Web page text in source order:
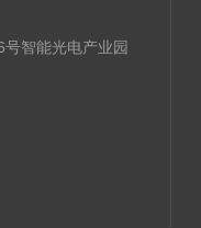
智能光电产业园